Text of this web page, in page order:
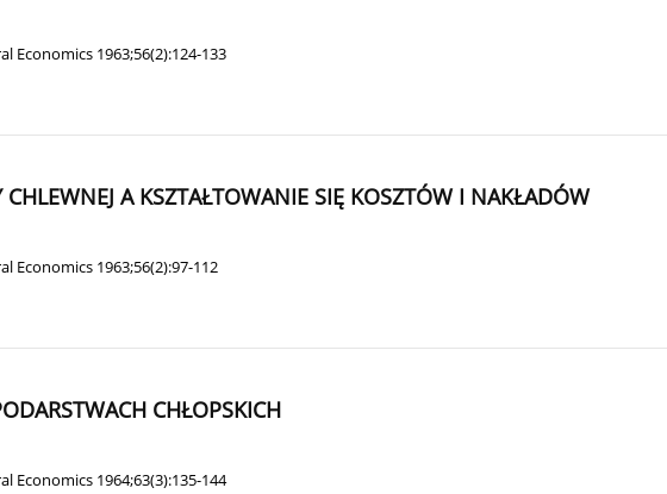
Economics 1963;56(2):124-133
A KSZTAŁTOWANIE SIĘ KOSZTÓW I NAKŁADÓW
Economics 1963;56(2):97-112
CHŁOPSKICH
Economics 1964;63(3):135-144